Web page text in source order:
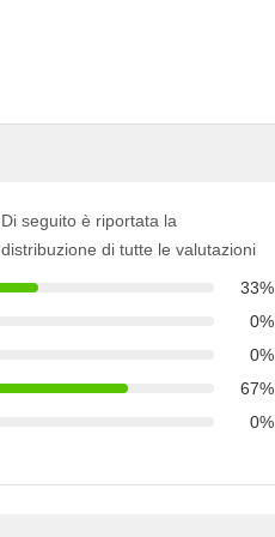
Di seguito è riportata la
distribuzione di tutte le valutazioni
33%
0%
0%
67%
0%